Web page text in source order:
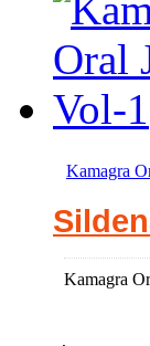
Kamagra
Kamagra